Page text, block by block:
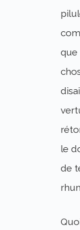
que
le
de